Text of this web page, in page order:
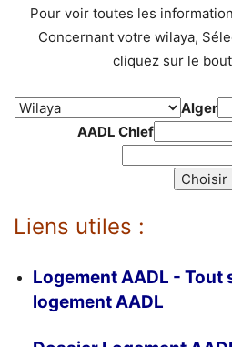
Pour voir toutes les
Concernant votre wilaya,
cliquez sur le
Alger
AADL Chlef
Liens utiles :
Logement AADL - Tout
logement AADL